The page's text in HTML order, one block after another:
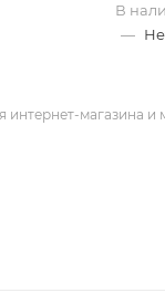
В
—
интернет-магазина и